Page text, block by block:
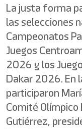
La justa forma
las selecciones
Campeonatos
Juegos
2026 y los
Dakar 2026. En
participaron
Comité
Gutiérrez,